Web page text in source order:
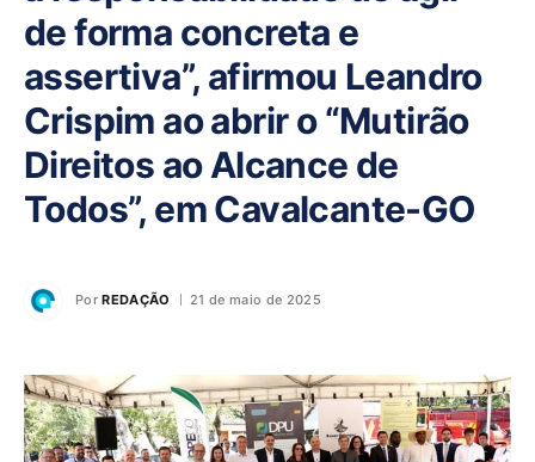
de forma concreta e
assertiva”, afirmou Leandro
Crispim ao abrir o “Mutirão
Direitos ao Alcance de
Todos”, em Cavalcante-GO
Por REDAÇÃO 21 de maio de 2025